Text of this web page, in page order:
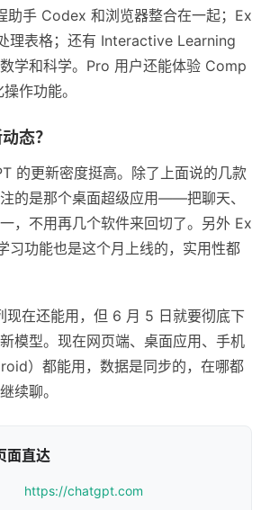
助手 Codex 和浏览器整合在一起；Ex
理表格；还有 Interactive Learning
学和科学。Pro 用户还能体验 Comp
作功能。
态？
的更新密度挺高。除了上面说的几款
的是那个桌面超级应用——把聊天、
，不用再几个软件来回切了。另外 Ex
习功能也是这个月上线的，实用性都
现在还能用，但 6 月 5 日就要彻底下
模型。现在网页端、桌面应用、手机
）都能用，数据是同步的，在哪都
续聊。
面直达
https://chatgpt.com